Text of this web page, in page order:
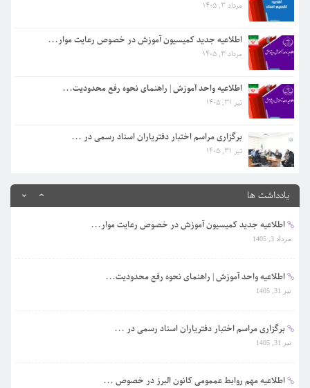
مرداد 3, 1405
اطلاعیه جدید کمیسیون آموزش در خصوص رعایت موار...
مرداد 3, 1405
اطلاعیه واحد آموزش | راهنمای نحوه رفع محدودیت...
تیر 31, 1405
برگزاری مراسم اختبار دفتریاران اسناد رسمی در ...
تیر 31, 1405
یادداشت ها
اطلاعیه واحد آموزش | راهنمای نحوه رفع محدودیت...
برگزاری مراسم اختبار دفتریاران اسناد رسمی در ...
تیر 31, 1405
اطلاعیه مهم روابط عممومی کانون البرز در خصوص ...
مرداد 3, 1405
اطلاعیه جدید کمیسیون آموزش در خصوص رعایت موار...
مرداد 3, 1405
اطلاعیه واحد آموزش | راهنمای نحوه رفع محدودیت...
تیر 31, 1405
برگزاری مراسم اختبار دفتریاران اسناد رسمی در ...
تیر 31, 1405
اطلاعیه مهم روابط عممومی کانون البرز در خصوص ...